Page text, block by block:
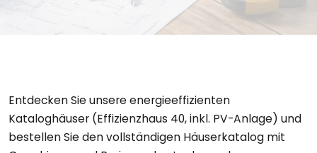
Entdecken Sie unsere energieeffizienten
Kataloghäuser (Effizienzhaus 40, inkl. PV-Anlage) und
bestellen Sie den vollständigen Häuserkatalog mit